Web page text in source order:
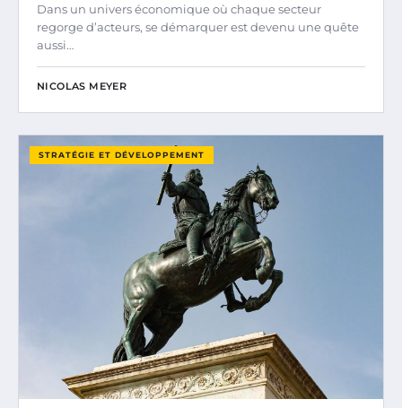
Dans un univers économique où chaque secteur
regorge d’acteurs, se démarquer est devenu une quête
aussi…
NICOLAS MEYER
STRATÉGIE ET DÉVELOPPEMENT